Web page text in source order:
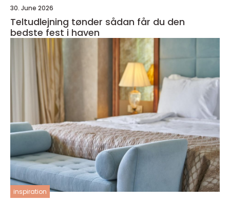
30. June 2026
Teltudlejning tønder sådan får du den
bedste fest i haven
inspiration